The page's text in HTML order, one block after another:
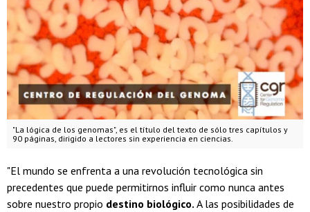
"La lógica de los genomas", es el título del texto de sólo tres capítulos y
90 páginas, dirigido a lectores sin experiencia en ciencias.
"El mundo se enfrenta a una revolución tecnológica sin
precedentes que puede permitirnos influir como nunca antes
sobre nuestro propio destino biológico. A las posibilidades de